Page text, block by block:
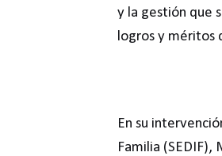
y la gestión que
logros y méritos
En su
Familia (SEDIF),